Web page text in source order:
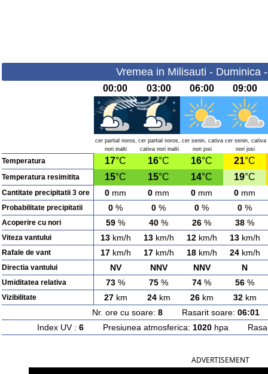
Vremea in Milisauti - Duminica
00:00 03:00 06:00 09:00
cer partial noros,
nori inalti
cer partial noros,
cativa nori inalti
cer senin, cativa
nori josi
cer senin, cativa
nori josi
Temperatura 17°C 16°C 16°C 21°C
Temperatura resimitita 15°C 15°C 14°C 19°C
Cantitate precipitatii 3 ore 0 mm 0 mm 0 mm 0 mm
Probabilitate precipitatii 0 % 0 % 0 % 0 %
Acoperire cu nori 59 % 40 % 26 % 38 %
Viteza vantului 13km/h 13km/h 12km/h 13km/h
Rafale de vant 17km/h 17km/h 18km/h 24km/h
Directia vantului NV NNV NNV N
Umiditatea relativa 73 % 75 % 74 % 56 %
Vizibilitate 27km 24km 26km 32km
Nr. ore cu soare: 8Rasarit soare: 06:01
Index UV : 6Presiunea atmosferica: 1020hpa
ADVERTISEMENT